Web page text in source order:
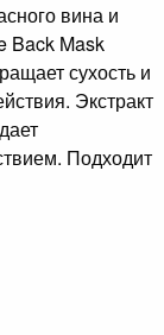
вина и
Back Mask
сухость и
Экстракт
Подходит